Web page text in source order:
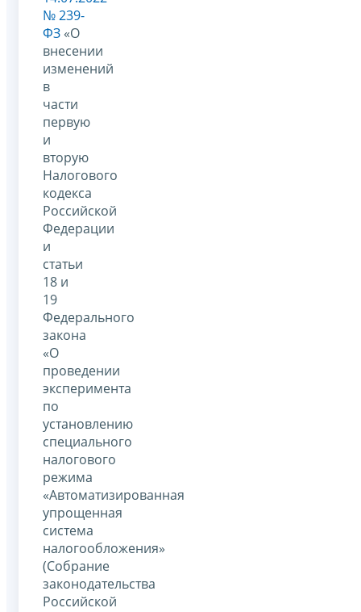
№ 239-
ФЗ «О
внесении
изменений
в
части
первую
и
вторую
Налогового
кодекса
Российской
Федерации
и
статьи
18 и
19
Федерального
закона
«О
проведении
эксперимента
по
установлению
специального
налогового
режима
«Автоматизированная
упрощенная
система
налогообложения»
(Собрание
законодательства
Российской